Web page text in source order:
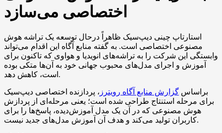
اختصاصی می‌سازد
استارتاپ چینی دیپ‌سیک ظاهراً درحال توسعه یک تراشه هوش
مصنوعی اختصاصی است. به گفته منابع آگاه این اقدام می‌تواند
وابستگی این شرکت را به تراشه‌های انویدیا و هواوی که تاکنون برای
آموزش و اجرای مدل‌های محبوب جهانی خود به آن‌ها متکی بوده
است، کاهش دهد.
براساس گزارش منابع آگاه رویترز ، پردازنده اختصاصی دیپ‌سیک
برای مرحله استنتاج طراحی شده است؛ یعنی مرحله‌ای از پردازش
هوش مصنوعی که در آن یک مدل آموزش‌دیده، پاسخ‌ها را برای
کاربران تولید می‌کند و هدف آن آموزش مدل‌های جدید نیست.